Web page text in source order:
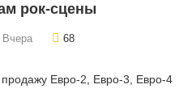
рок-сцены
Вчера 68